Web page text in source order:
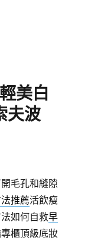
美白
夫波
毛孔和縫隙
推薦活飲瘦
如何自救早
櫃頂級底妝